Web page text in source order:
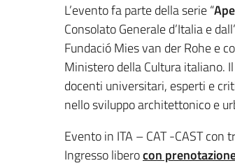
L’evento fa parte della serie “
Consolato Generale d’Italia e
Fundació Mies van der Rohe e
Ministero della Cultura italiano.
docenti universitari, esperti e
nello sviluppo architettonico e
Evento in ITA – CAT -CAST con
Ingresso liberocon